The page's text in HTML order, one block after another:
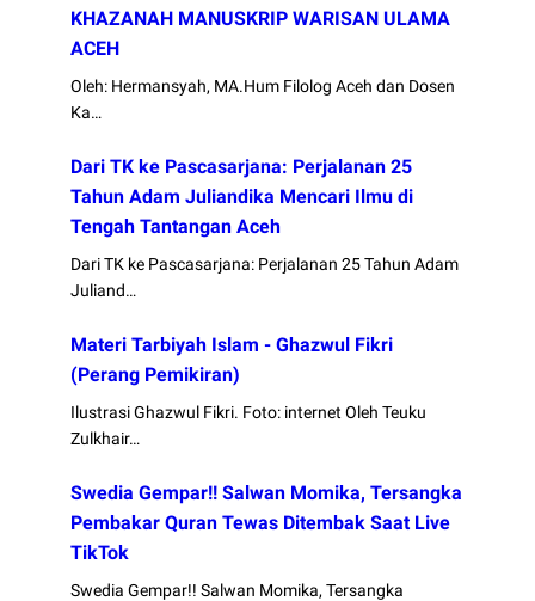
KHAZANAH MANUSKRIP WARISAN ULAMA
ACEH
Oleh: Hermansyah, MA.Hum Filolog Aceh dan Dosen
Ka…
Dari TK ke Pascasarjana: Perjalanan 25
Tahun Adam Juliandika Mencari Ilmu di
Tengah Tantangan Aceh
Dari TK ke Pascasarjana: Perjalanan 25 Tahun Adam
Juliand…
Materi Tarbiyah Islam - Ghazwul Fikri
(Perang Pemikiran)
Ilustrasi Ghazwul Fikri. Foto: internet Oleh Teuku
Zulkhair…
Swedia Gempar!! Salwan Momika, Tersangka
Pembakar Quran Tewas Ditembak Saat Live
TikTok
Swedia Gempar!! Salwan Momika, Tersangka